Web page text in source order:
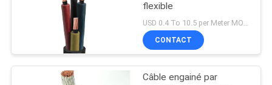
flexible
USD 0.4 To 10.5 per Meter MOQ:1000M
CONTACT
Câble engainé par